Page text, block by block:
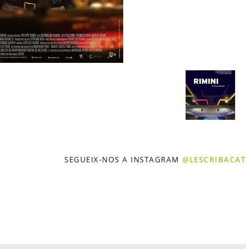
SEGUEIX-NOS A INSTAGRAM @LESCRIBACAT